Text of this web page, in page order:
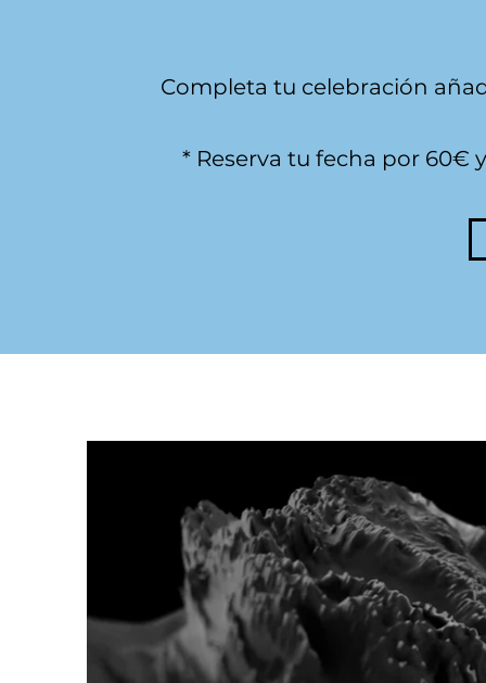
Completa tu celebración
* Reserva tu fecha por 60€